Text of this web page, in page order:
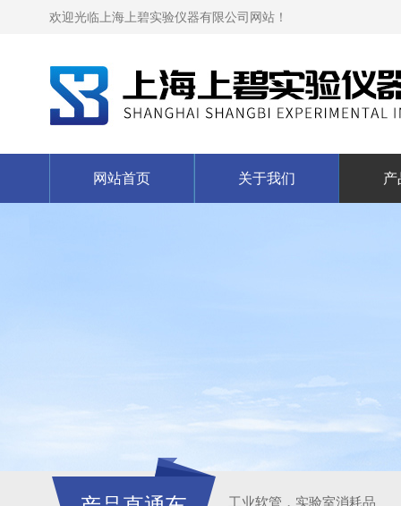
欢迎光临上海上碧实验仪器有限公司网站！
网站首页 关于我们 产
工业软管，实验室消耗品